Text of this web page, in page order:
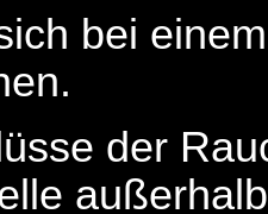
bei
der